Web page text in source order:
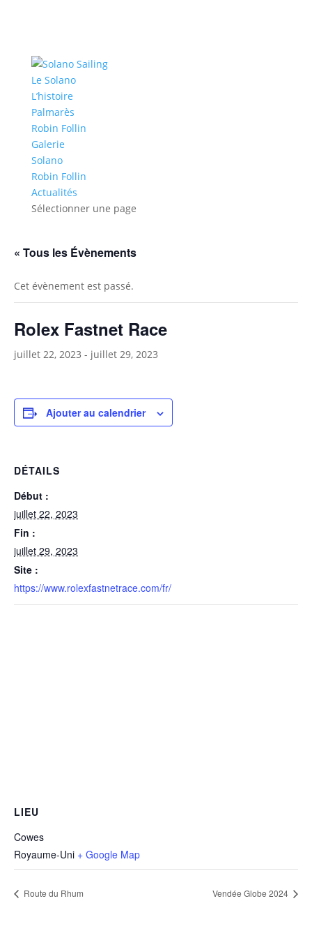
Le Solano
L’histoire
Palmarès
Robin Follin
Galerie
Solano
Robin Follin
Actualités
Sélectionner une page
« Tous les Évènements
Cet évènement est passé.
Rolex Fastnet Race
juillet 22, 2023 - juillet 29, 2023
Ajouter au calendrier
DÉTAILS
Début :
juillet 22, 2023
Fin :
juillet 29, 2023
Site :
https://www.rolexfastnetrace.com/fr/
LIEU
Cowes
Royaume-Uni + Google Map
Route du Rhum Vendée Globe 2024